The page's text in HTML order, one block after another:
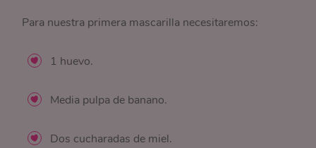
Para nuestra primera mascarilla necesitaremos:
1 huevo.
Media pulpa de banano.
Dos cucharadas de miel.